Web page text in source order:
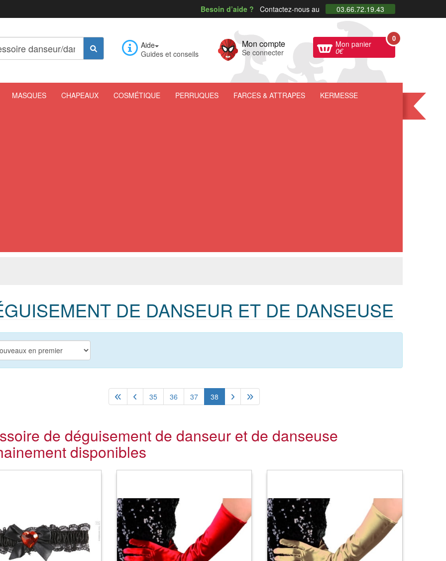
Besoin d’aide ? Contactez-nous au 03.66.72.19.43
Aide
Guides et conseils
Mon compte
Se connecter
Mon panier
0€
0
MASQUES CHAPEAUX COSMÉTIQUE PERRUQUES FARCES & ATTRAPES KERMESSE
DE DANSEUR ET DE DANSEUSE
35 36 37 38
de déguisement de danseur et de danseuse
disponibles